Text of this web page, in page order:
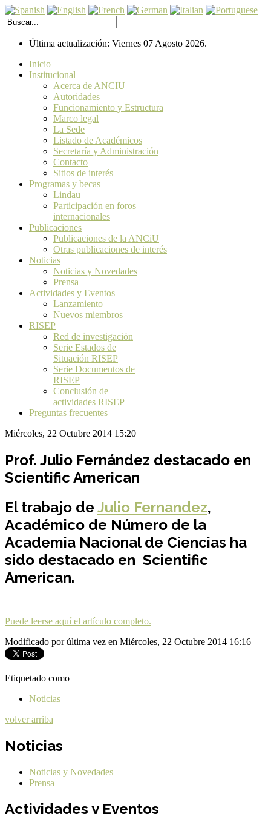
Última actualización: Viernes 07 Agosto 2026.
Inicio
Institucional
Acerca de ANCIU
Autoridades
Funcionamiento y Estructura
Marco legal
La Sede
Listado de Académicos
Secretaría y Administración
Contacto
Sitios de interés
Programas y becas
Lindau
Participación en foros
internacionales
Publicaciones
Publicaciones de la ANCiU
Otras publicaciones de interés
Noticias
Noticias y Novedades
Prensa
Actividades y Eventos
Lanzamiento
Nuevos miembros
RISEP
Red de investigación
Serie Estados de
Situación RISEP
Serie Documentos de
RISEP
Conclusión de
actividades RISEP
Preguntas frecuentes
Miércoles, 22 Octubre 2014 15:20
Prof. Julio Fernández destacado en
Scientific American
El trabajo de Julio Fernandez,
Académico de Número de la
Academia Nacional de Ciencias ha
sido destacado en Scientific
American.
Puede leerse aquí el artículo completo.
Modificado por última vez en Miércoles, 22 Octubre 2014 16:16
Etiquetado como
Noticias
volver arriba
Noticias
Noticias y Novedades
Prensa
Actividades y Eventos